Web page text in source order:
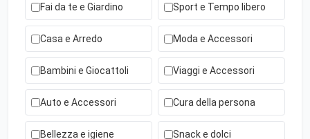
Fai da te e Giardino Sport e Tempo libero
Casa e Arredo Moda e Accessori
Bambini e Giocattoli Viaggi e Accessori
Auto e Accessori Cura della persona
Bellezza e igiene Snack e dolci